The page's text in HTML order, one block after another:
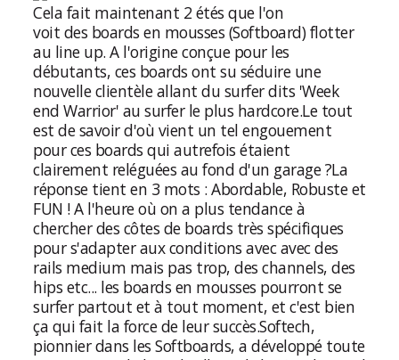
Cela fait maintenant 2 étés que l'on
voit des boards en mousses (Softboard) flotter
au line up. A l'origine conçue pour les
débutants, ces boards ont su séduire une
nouvelle clientèle allant du surfer dits 'Week
end Warrior' au surfer le plus hardcore.Le tout
est de savoir d'où vient un tel engouement
pour ces boards qui autrefois étaient
clairement reléguées au fond d'un garage ?La
réponse tient en 3 mots : Abordable, Robuste et
FUN ! A l'heure où on a plus tendance à
chercher des côtes de boards très spécifiques
pour s'adapter aux conditions avec avec des
rails medium mais pas trop, des channels, des
hips etc... les boards en mousses pourront se
surfer partout et à tout moment, et c'est bien
ça qui fait la force de leur succès.Softech,
pionnier dans les Softboards, a développé toute